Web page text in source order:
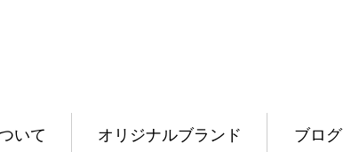
いて オリジナルブランド ブログ